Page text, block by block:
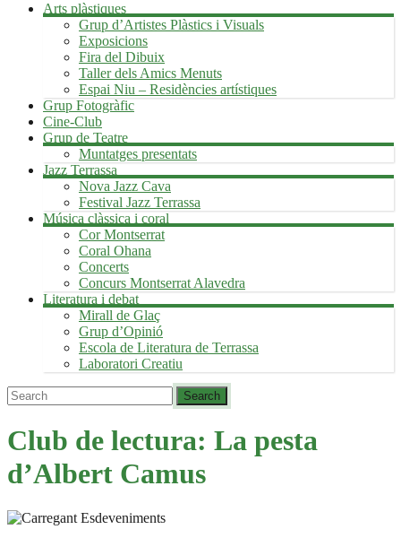
Arts plàstiques
Grup d’Artistes Plàstics i Visuals
Exposicions
Fira del Dibuix
Taller dels Amics Menuts
Espai Niu – Residències artístiques
Grup Fotogràfic
Cine-Club
Grup de Teatre
Muntatges presentats
Jazz Terrassa
Nova Jazz Cava
Festival Jazz Terrassa
Música clàssica i coral
Cor Montserrat
Coral Ohana
Concerts
Concurs Montserrat Alavedra
Literatura i debat
Mirall de Glaç
Grup d’Opinió
Escola de Literatura de Terrassa
Laboratori Creatiu
Club de lectura: La pesta
d’Albert Camus